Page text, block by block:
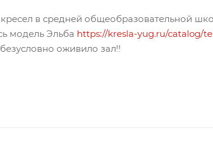
в средней общеобразовательной
модель Эльба https://kresla-yug.ru/catalog/
оживило зал!!